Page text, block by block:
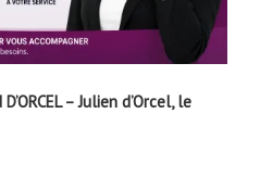
– Julien d’Orcel, le